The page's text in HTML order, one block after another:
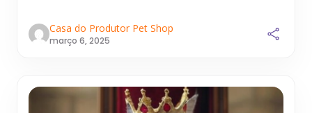
Casa do Produtor Pet Shop
março 6, 2025